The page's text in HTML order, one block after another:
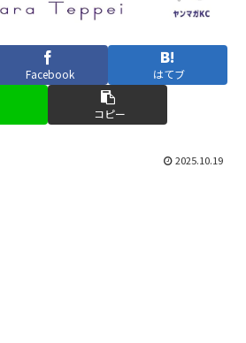
Facebook はてブ
コピー
2025.10.19